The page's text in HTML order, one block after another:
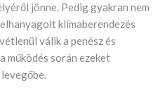
jönne. Pedig gyakran nem
klímaberendezés
válik a penész és
működés során ezeket